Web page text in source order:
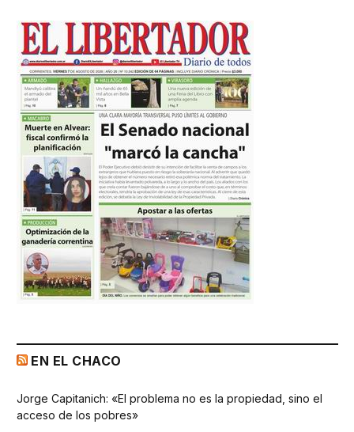
EN EL CHACO
Jorge Capitanich: «El problema no es la propiedad, sino el
acceso de los pobres»